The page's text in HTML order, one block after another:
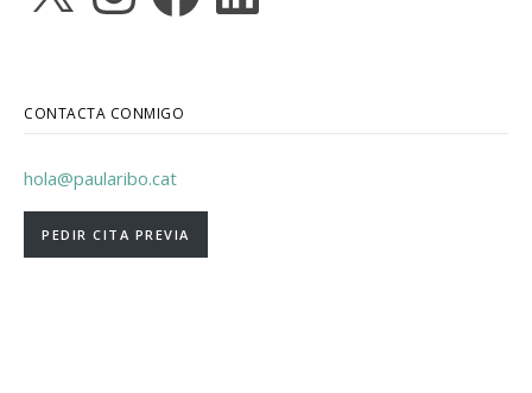
CONTACTA CONMIGO
hola@paularibo.cat
PEDIR CITA PREVIA